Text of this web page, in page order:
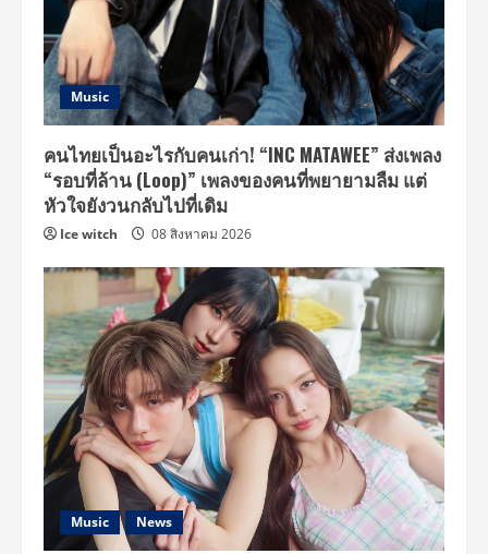
Music
คนไทยเป็นอะไรกับคนเก่า! “INC MATAWEE” ส่งเพลง
“รอบที่ล้าน (Loop)” เพลงของคนที่พยายามลืม แต่
หัวใจยังวนกลับไปที่เดิม
Ice witch 08 สิงหาคม 2026
Music News